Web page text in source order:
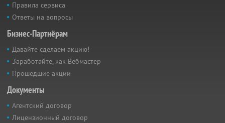
Правила сервиса
Ответы на вопросы
Бизнес-Партнёрам
Давайте сделаем акцию!
Заработайте, как Вебмастер
Прошедшие акции
Документы
Агентский договор
Лицензионный договор